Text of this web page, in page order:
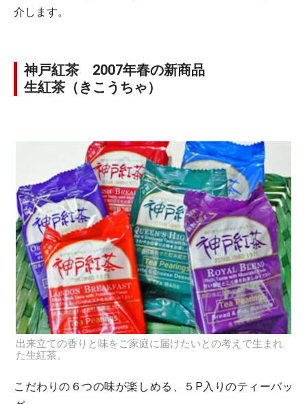
介します。
神戸紅茶 2007年春の新商品
生紅茶（きこうちゃ）
出来立ての香りと味をご家庭に届けたいとの考えで生まれ
た生紅茶。
こだわりの６つの味が楽しめる、５P入りのティーバッ